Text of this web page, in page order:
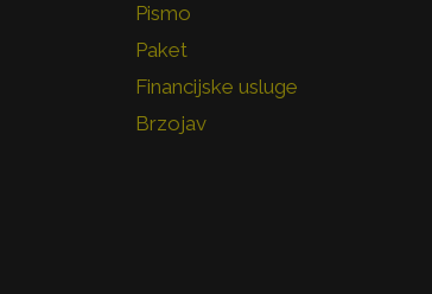
Pismo
Paket
Financijske usluge
Brzojav